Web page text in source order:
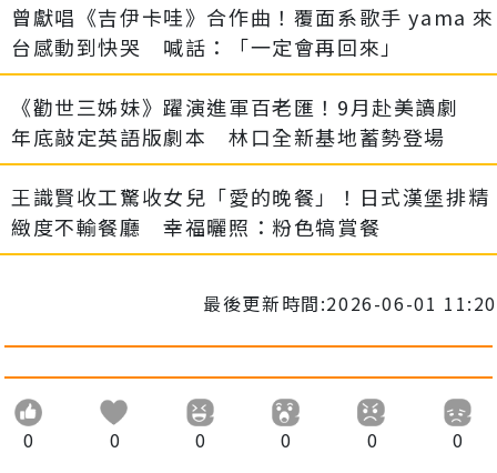
曾獻唱《吉伊卡哇》合作曲！覆面系歌手 yama 來
台感動到快哭 喊話：「一定會再回來」
《勸世三姊妹》躍演進軍百老匯！9月赴美讀劇
年底敲定英語版劇本 林口全新基地蓄勢登場
王識賢收工驚收女兒「愛的晚餐」！日式漢堡排精
緻度不輸餐廳 幸福曬照：粉色犒賞餐
最後更新時間:2026-06-01 11:20
0 0 0 0 0 0